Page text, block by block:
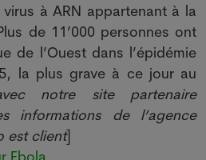
à ARN appartenant à la
de 11’000 personnes ont
de l’Ouest dans l’épidémie
la plus grave à ce jour au
notre site partenaire
informations de l’agence
est client]
Ebola